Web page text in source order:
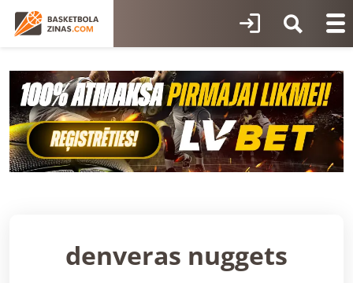
denveras nuggets